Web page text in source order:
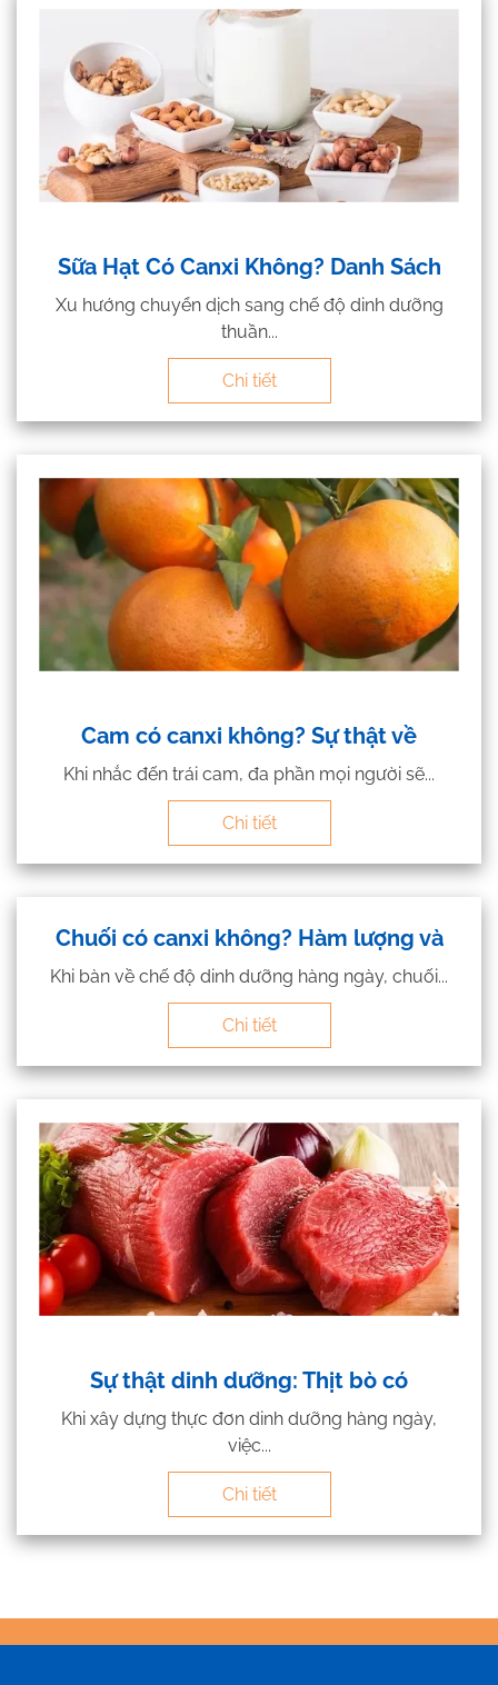
Sữa Hạt Có Canxi Không? Danh Sách
Xu hướng chuyển dịch sang chế độ dinh dưỡng
thuần...
Chi tiết
Cam có canxi không? Sự thật về
Khi nhắc đến trái cam, đa phần mọi người sẽ...
Chi tiết
Chuối có canxi không? Hàm lượng và
Khi bàn về chế độ dinh dưỡng hàng ngày, chuối...
Chi tiết
Sự thật dinh dưỡng: Thịt bò có
Khi xây dựng thực đơn dinh dưỡng hàng ngày,
việc...
Chi tiết